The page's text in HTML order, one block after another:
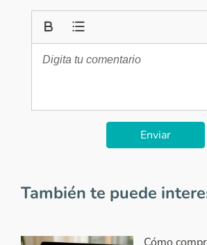
Enviar
También te puede